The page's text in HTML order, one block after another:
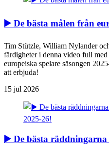
▶️ De bästa målen från
Tim Stützle, William Nylander
färdigheter i denna video full
europeiska spelare säsongen
att erbjuda!
15 jul 2026
▶️ De bästa